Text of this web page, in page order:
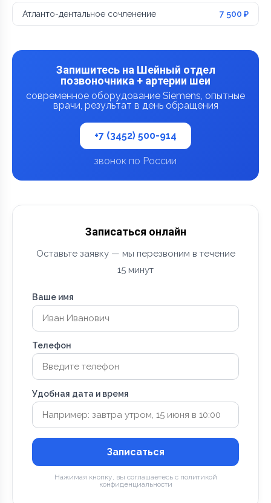
Атланто-дентальное сочленение 7 500 ₽
Запишитесь на Шейный отдел
позвоночника + артерии шеи
современное оборудование Siemens, опытные
врачи, результат в день обращения
+7 (3452) 500-914
звонок по России
Записаться онлайн
Оставьте заявку — мы перезвоним в течение
15 минут
Ваше имя
Телефон
Удобная дата и время
Записаться
Нажимая кнопку, вы соглашаетесь с политикой
конфиденциальности